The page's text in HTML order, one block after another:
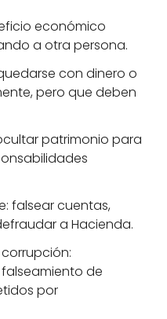
económico
a otra persona.
con dinero o
pero que deben
patrimonio para
falsear cuentas,
a Hacienda.
de
por